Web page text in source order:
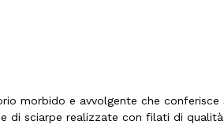
morbido e avvolgente che
di sciarpe realizzate con filati di